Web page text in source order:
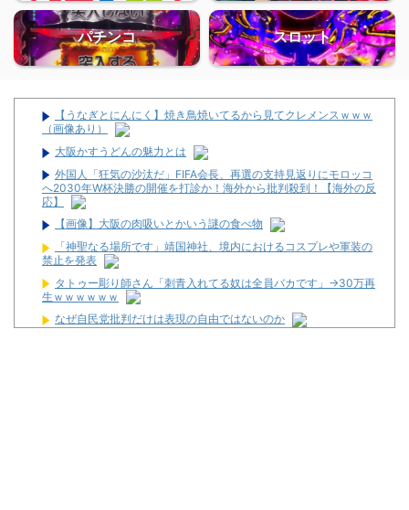
パチンコ スロット
【うなぎとにんにく】焼き鳥焼いてるから見てクレメンスｗｗｗ
（画像あり）
大阪かすうどんの魅力とは
外国人「狂気の沙汰だ」FIFA会長、再選の支持見返りにモロッコ
へ2030年W杯決勝の開催を打診か！海外から批判殺到！【海外の反
応】
【画像】大阪の肉吸いとかいう謎の食べ物
「神聖なる場所です」靖国神社、境内におけるコスプレや軍装の
禁止を発表
タトゥー彫り師さん「刺青入れてる奴は全員バカです」→30万再
生ｗｗｗｗｗｗ
なぜ自民党批判だけは表現の自由ではないのか